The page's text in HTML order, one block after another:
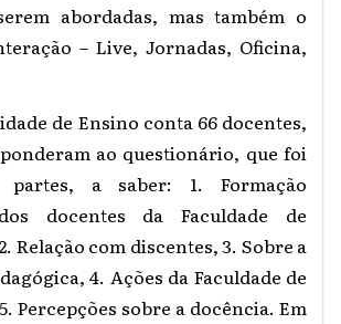
abordadas, mas também o
– Live, Jornadas, Oficina,
de Ensino conta 66 docentes,
ao questionário, que foi
a saber: 1. Formação
docentes da Faculdade de
Relação com discentes, 3. Sobre a
4. Ações da Faculdade de
Percepções sobre a docência. Em